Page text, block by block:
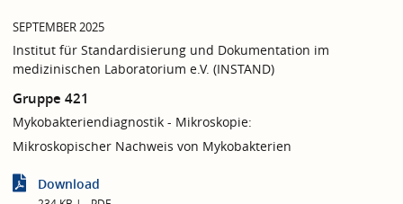
SEPTEMBER 2025
Institut für Standardisierung und Dokumentation im
medizinischen Laboratorium e.V. (INSTAND)
Gruppe 421
Mykobakteriendiagnostik - Mikroskopie:
Mikroskopischer Nachweis von Mykobakterien
Download